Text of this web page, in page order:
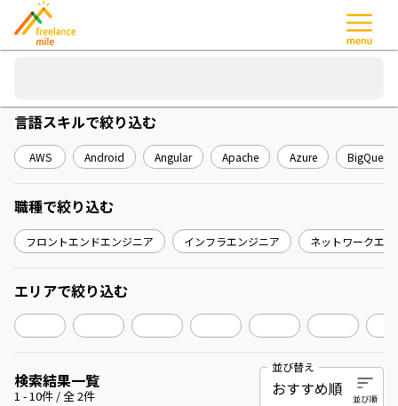
検索結果一覧
1 -10件 / 全2件
並び替え
言語スキルで絞り込む
AWS Android Angular Apache Azure BigQuery
職種で絞り込む
フロントエンドエンジニア インフラエンジニア ネットワークエ
エリアで絞り込む